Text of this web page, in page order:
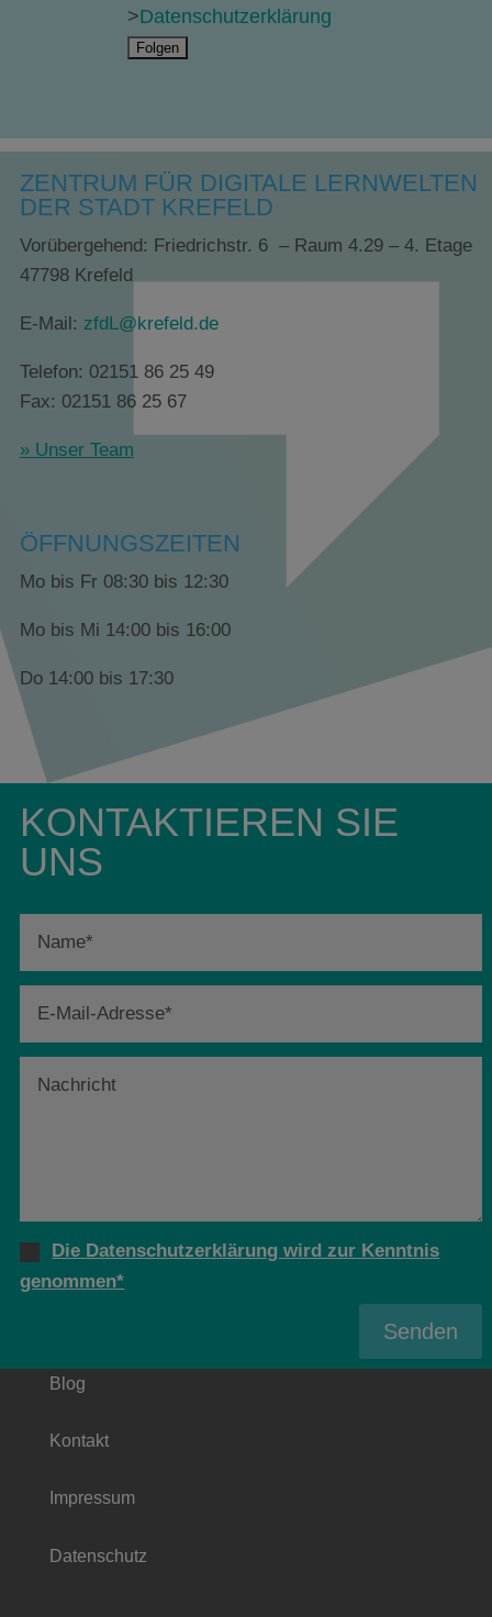
>Datenschutzerklärung
ZENTRUM FÜR DIGITALE LERNWELTEN
DER STADT KREFELD
Vorübergehend: Friedrichstr. 6 – Raum 4.29 – 4. Etage
47798 Krefeld
E-Mail: zfdL@krefeld.de
Telefon: 02151 86 25 49
Fax: 02151 86 25 67
» Unser Team
ÖFFNUNGSZEITEN
Mo bis Fr 08:30 bis 12:30
Mo bis Mi 14:00 bis 16:00
Do 14:00 bis 17:30
KONTAKTIEREN SIE
UNS
Die Datenschutzerklärung wird zur Kenntnis
genommen*
Senden
Blog
Kontakt
Impressum
Datenschutz